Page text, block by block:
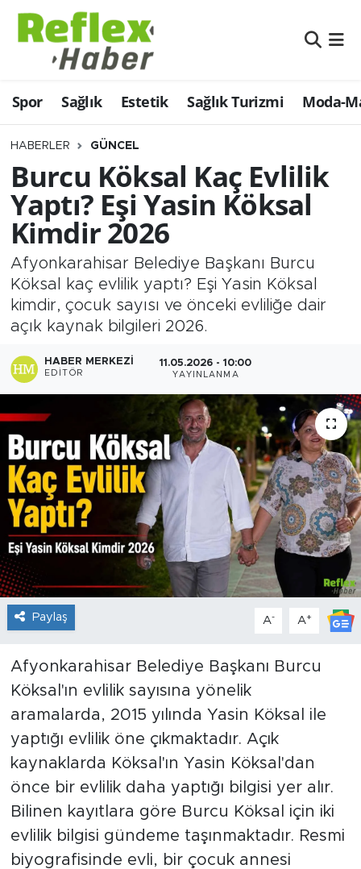
Spor Sağlık Estetik Sağlık Turizmi Moda-
HABERLER GÜNCEL
Burcu Köksal Kaç Evlilik
Yaptı? Eşi Yasin Köksal
Kimdir 2026
Afyonkarahisar Belediye Başkanı Burcu
Köksal kaç evlilik yaptı? Eşi Yasin Köksal
kimdir, çocuk sayısı ve önceki evliliğe dair
açık kaynak bilgileri 2026.
HABER MERKEZI
EDITÖR
11.05.2026 - 10:00
YAYINLANMA
Paylaş A- A+
Afyonkarahisar Belediye Başkanı Burcu
Köksal'ın evlilik sayısına yönelik
aramalarda, 2015 yılında Yasin Köksal ile
yaptığı evlilik öne çıkmaktadır. Açık
kaynaklarda Köksal'ın Yasin Köksal'dan
önce bir evlilik daha yaptığı bilgisi yer alır.
Bilinen kayıtlara göre Burcu Köksal için iki
evlilik bilgisi gündeme taşınmaktadır. Resmi
biyografisinde evli, bir çocuk annesi
Eğitim
Estetik
Firmalardan
Güncel
İş ve Ekonomi
Moda-Magazin-Eğlence
Sağlık
Teknoloji
Nöbetçi Eczaneler
Hava Durumu
Namaz Vakitleri
Trafik Durumu
Şampiyonlar Ligi Puan Durumu ve Fikstür
Tüm Manşetler
Son Dakika Haberleri